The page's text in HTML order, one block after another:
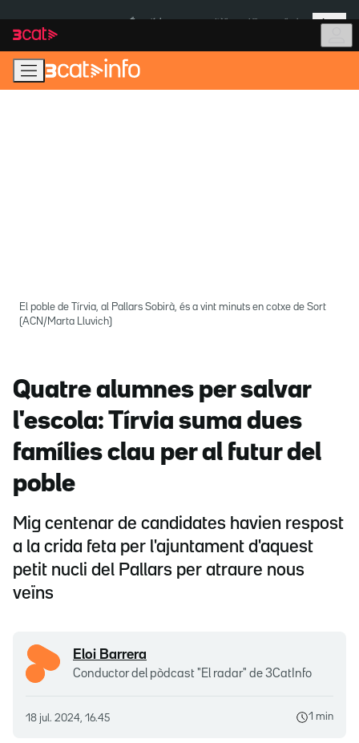
navegació
principal
contingut
Més
El poble de Tírvia, al Pallars Sobirà, és a vint minuts en cotxe de Sort
(ACN/Marta Lluvich)
Quatre alumnes per salvar
l'escola: Tírvia suma dues
famílies clau per al futur del
poble
Mig centenar de candidates havien respost
a la crida feta per l'ajuntament d'aquest
petit nucli del Pallars per atraure nous
veïns
Eloi Barrera
Conductor del pòdcast "El radar" de 3CatInfo
18 jul. 2024, 16.45 1 min